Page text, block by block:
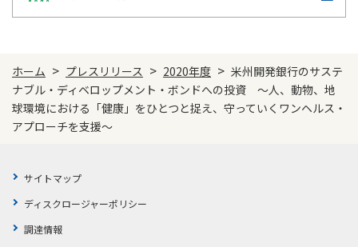
ホーム > プレスリリース > 2020年度 > 米州開発銀行のサステ
ナブル・ディベロップメント・ボンドへの投資 ～人、動物、地
球環境における「健康」をひとつと捉え、守っていくワンヘルス・
アプローチを支援～
サイトマップ
ディスクロージャーポリシー
調達情報